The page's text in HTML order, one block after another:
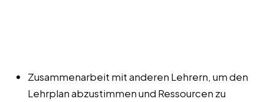
Zusammenarbeit mit anderen Lehrern, um den
Lehrplan abzustimmen und Ressourcen zu